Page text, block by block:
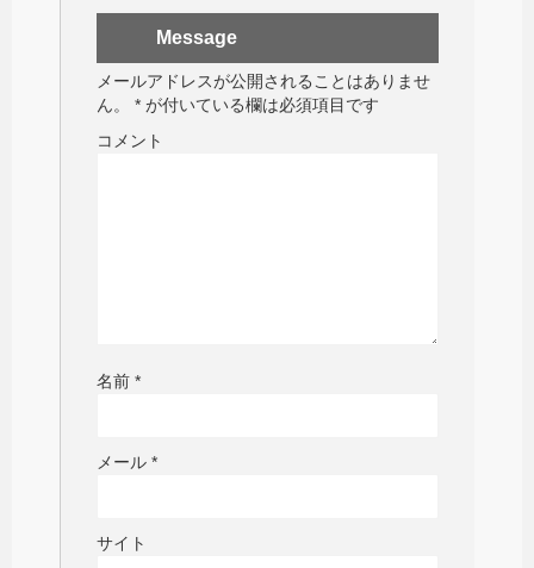
Message
メールアドレスが公開されることはありませ
ん。
* が付いている欄は必須項目です
コメント
名前 *
メール *
サイト